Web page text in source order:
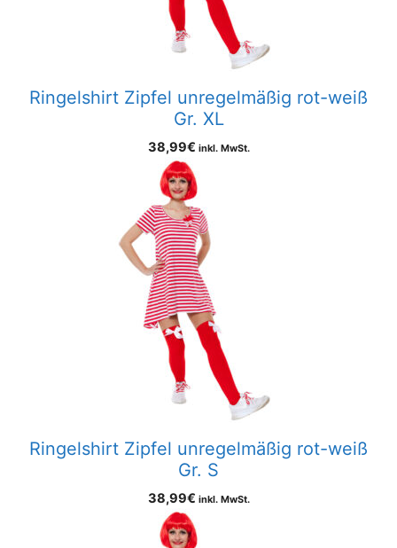
Ringelshirt Zipfel unregelmäßig rot-weiß
Gr. XL
38,99€ inkl. MwSt.
Ringelshirt Zipfel unregelmäßig rot-weiß
Gr. S
38,99€ inkl. MwSt.